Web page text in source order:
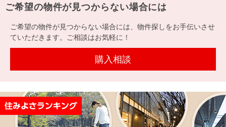
ンを
探す
一戸
建て
す
用
物
件
件を
探す
定
談
売却
金額
試算
経営ビジ
ョン
組織図
役員一
沿革
本社地
図
（電子ブ
ック版）
提携企業にお勤めの方
閉じる
ご希望の物件が見つからない場合には
ご希望の物件が見つからない場合には、物件探しをお手伝いさせ
ていただきます。ご相談はお気軽に！
購入相談